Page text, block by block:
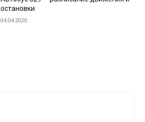
остановки
04.04.2020